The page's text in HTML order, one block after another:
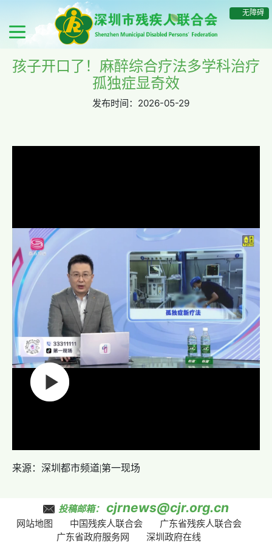
无障碍
孩子开口了！麻醉综合疗法多学科治疗
孤独症显奇效
发布时间： 2026-05-29
来源：深圳都市频道|第一现场
投稿邮箱： cjrnews@cjr.org.cn
网站地图 中国残疾人联合会
广东省残疾人联合会
广东省政府服务网
深圳政府在线